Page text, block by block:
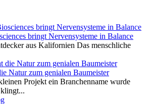
bringt Nervensysteme in Balance
aus Kalifornien Das menschliche
Natur zum genialen Baumeister
Projekt ein Branchenname wurde